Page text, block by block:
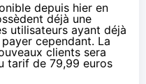
depuis hier en
déjà une
utilisateurs ayant déjà
cependant. La
clients sera
tarif de 79,99 euros